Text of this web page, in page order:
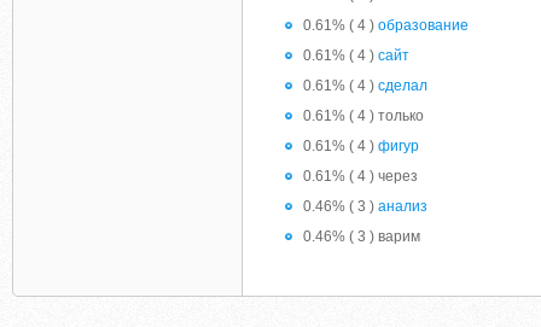
0.61% ( 4 ) образование
0.61% ( 4 ) сайт
0.61% ( 4 ) сделал
0.61% ( 4 ) только
0.61% ( 4 ) фигур
0.61% ( 4 ) через
0.46% ( 3 ) анализ
0.46% ( 3 ) варим